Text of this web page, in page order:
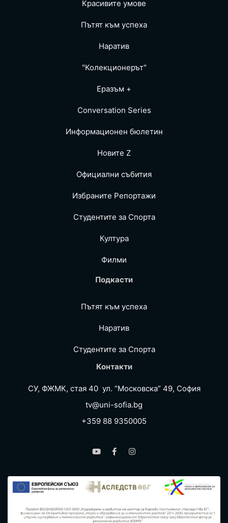
Красивите умове
Пътят към успеха
Наратив
"Колекционерът"
Еразъм +
Conversation Series
Информационен бюлетин
Новите Z
Официални събития
Избраните Репoртажи
Студентите за Спортa
Култура
Филми
Подкасти
Пътят към успеха
Наратив
Студентите за Спортa
Контакти
СУ, ФЖМК, стая 40 ул. “Московска” 49, София
tv@uni-sofia.bg
+359 88 9350005